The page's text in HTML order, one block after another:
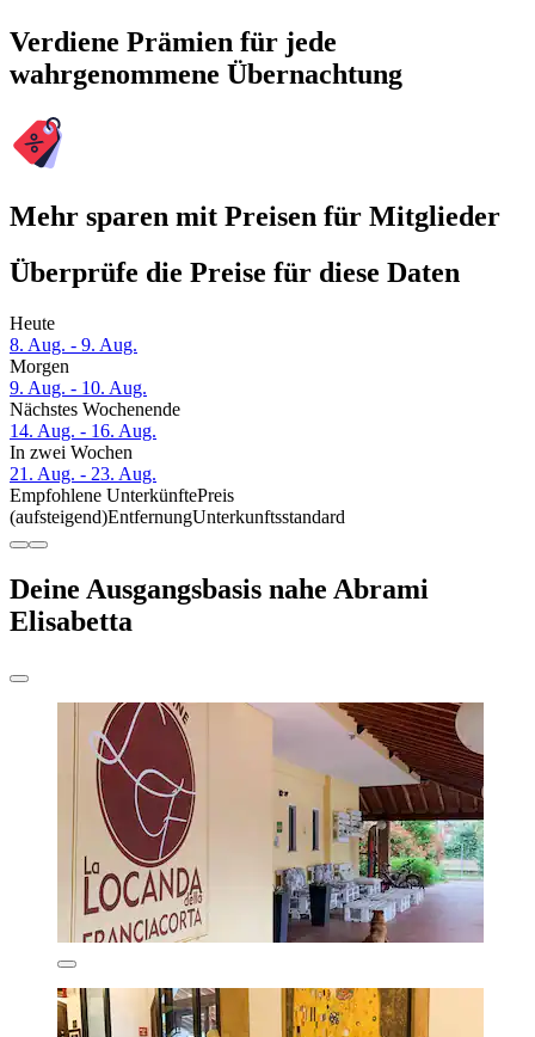
Verdiene Prämien für jede
wahrgenommene Übernachtung
Mehr sparen mit Preisen für Mitglieder
Überprüfe die Preise für diese Daten
Heute
8. Aug. - 9. Aug.
Morgen
9. Aug. - 10. Aug.
Nächstes Wochenende
14. Aug. - 16. Aug.
In zwei Wochen
21. Aug. - 23. Aug.
Empfohlene UnterkünftePreis
(aufsteigend)EntfernungUnterkunftsstandard
Deine Ausgangsbasis nahe Abrami
Elisabetta